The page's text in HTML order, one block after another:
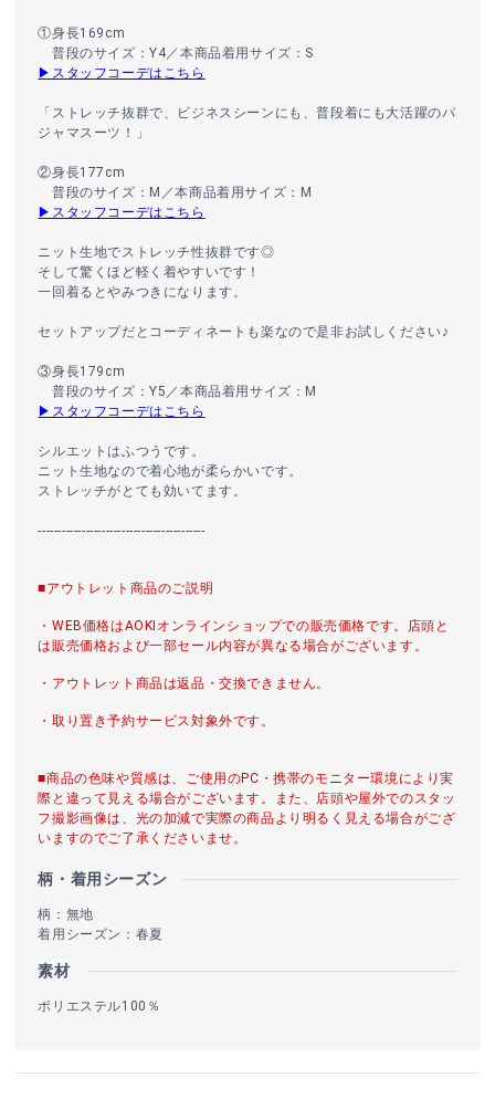
①身長169cm
普段のサイズ：Y4／本商品着用サイズ：S
▶スタッフコーデはこちら
「ストレッチ抜群で、ビジネスシーンにも、普段着にも大活躍のパ
ジャマスーツ！」
②身長177cm
普段のサイズ：M／本商品着用サイズ：M
▶スタッフコーデはこちら
ニット生地でストレッチ性抜群です◎
そして驚くほど軽く着やすいです！
一回着るとやみつきになります。
セットアップだとコーディネートも楽なので是非お試しください♪
③身長179cm
普段のサイズ：Y5／本商品着用サイズ：M
▶スタッフコーデはこちら
シルエットはふつうです。
ニット生地なので着心地が柔らかいです。
ストレッチがとても効いてます。
------------------------------------------
■アウトレット商品のご説明
・WEB価格はAOKIオンラインショップでの販売価格です。店頭と
は販売価格および一部セール内容が異なる場合がございます。
・アウトレット商品は返品・交換できません。
・取り置き予約サービス対象外です。
■商品の色味や質感は、ご使用のPC・携帯のモニター環境により実
際と違って見える場合がございます。また、店頭や屋外でのスタッ
フ撮影画像は、光の加減で実際の商品より明るく見える場合がござ
いますのでご了承くださいませ。
柄・着用シーズン
柄：無地
着用シーズン：春夏
素材
ポリエステル100％